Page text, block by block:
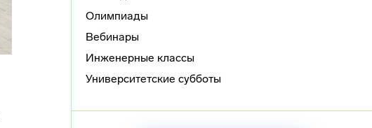
Олимпиады
Вебинары
Инженерные классы
Университетские субботы